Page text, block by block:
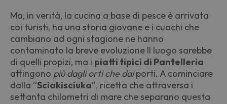
Ma, in verità, la cucina a base di pesce è arrivata
coi turisti, ha una storia giovane e i cuochi che
cambiano ad ogni stagione ne hanno
contaminato la breve evoluzione Il luogo sarebbe
di quelli propizi, ma i piatti tipici di Pantelleria
attingono più dagli orti che daiporti. A cominciare
dalla “Sciakisciuka”, ricetta che attraversa i
settanta chilometri di mare che separano questa